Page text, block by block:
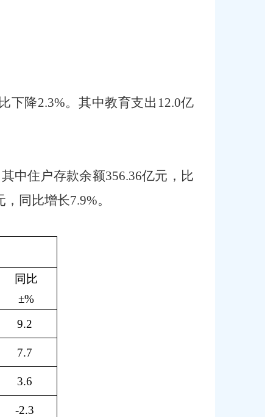
下降2.3%。其中教育支出 12.0亿
中住户存款余额356.36亿元，比
，同比增长7.9%。
同比
±%
9.2
7.7
3.6
-2.3